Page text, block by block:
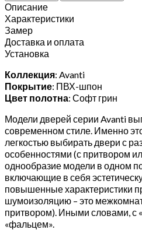
Описание
Характеристики
Замер
Доставка и оплата
Установка
Коллекция: Avanti
Покрытие: ПВХ-шпон
Цвет полотна: Софт грин
Модели дверей серии Avanti
современном стиле. Именно
легкостью выбирать двери с
особенностями (с притвором
однообразие модели в одном
включающие в себя
повышенные характеристики
шумоизоляцию – это
притвором). Иными словами, с
«фальцем».